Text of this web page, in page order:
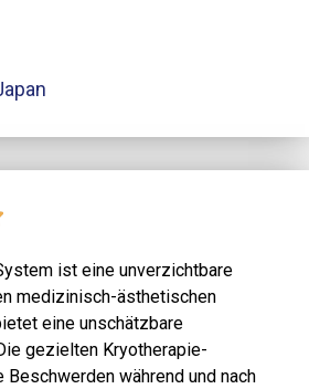
ist eine unverzichtbare
medizinisch-ästhetischen
eine unschätzbare
gezielten Kryotherapie-
Beschwerden während und nach